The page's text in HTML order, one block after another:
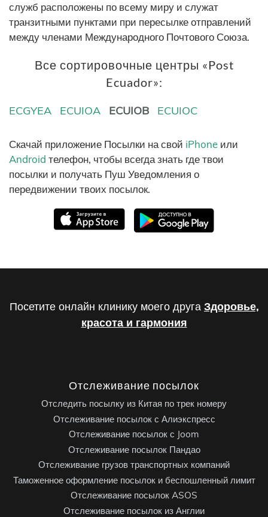
служб расположены по всему миру и служат
транзитными пунктами при пересылке отправлений
между членами Международного Почтового Союза.
Все сортировочные центры «Post
Ecuador»:
ECGYEA ECUIOA ECUIOB ECUIOC
Скачай приложение Посылки на свой iPhone или
Android телефон, чтобы всегда знать где твои
посылки и получать Пуш Уведомления о
передвижении твоих посылок.
Посетите онлайн клинику моего друга Здоровье,
красота и гармония
Отслеживание посылок
Отследить посылку из Китая по трек номеру
Отслеживание посылок с Алиэкспресс
Отслеживание посылок с Joom
Отслеживание посылок Пандао
Отслеживание грузов транспортных компаний
Таможенное оформление посылок и беспошленный лимит
Отслеживание посылок ASOS
Отслеживание посылок из Англии